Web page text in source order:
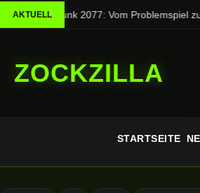
AKTUELL
Cyberpunk 2077: Vom Problemspiel
ZOCKZILLA
STARTSEITE